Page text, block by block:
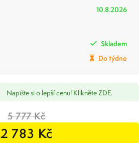
10.8.2026
Skladem
Do týdne
Napište si o lepší cenu! Klikněte ZDE.
5 777 Kč
2 783 Kč